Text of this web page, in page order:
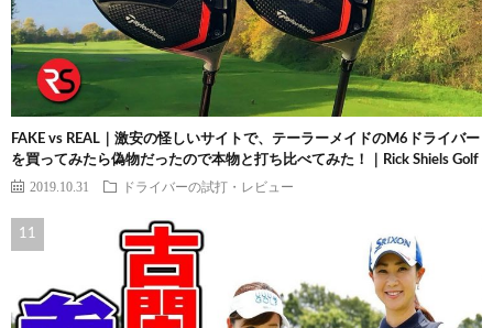
FAKE vs REAL｜激安の怪しいサイトで、テーラーメイドのM6ドライバー
を買ってみたら偽物だったので本物と打ち比べてみた！｜Rick Shiels Golf
2019.10.31 ドライバーの試打・レビュー